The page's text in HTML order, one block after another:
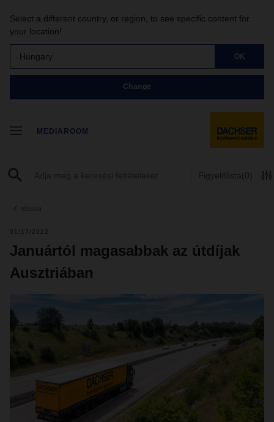
Select a different country, or region, to see specific content for
your location!
Hungary OK
Change
MEDIAROOM
Figyelőlista (0)
vissza
01/17/2022
Januártól magasabbak az útdíjak
Ausztriában